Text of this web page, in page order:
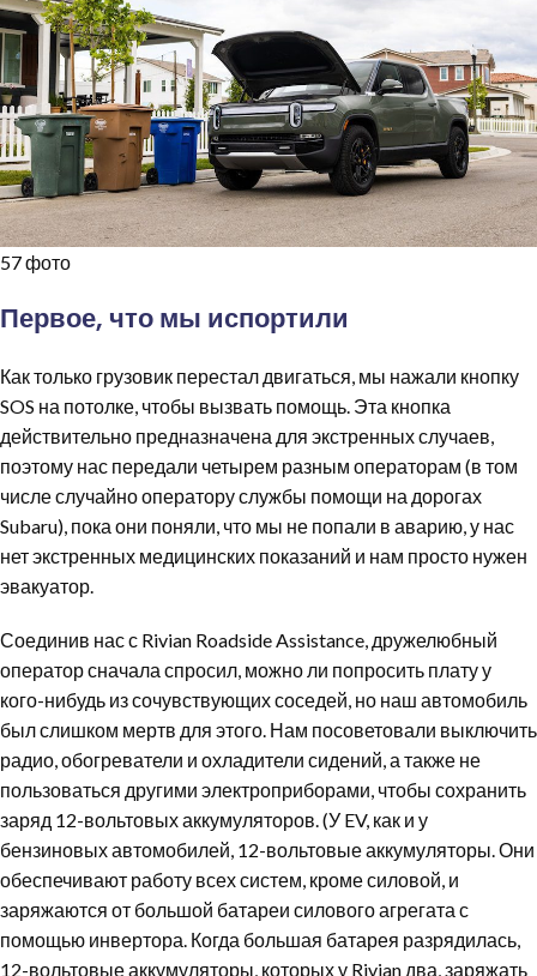
57 фото
Первое, что мы испортили
Как только грузовик перестал двигаться, мы нажали кнопку
SOS на потолке, чтобы вызвать помощь. Эта кнопка
действительно предназначена для экстренных случаев,
поэтому нас передали четырем разным операторам (в том
числе случайно оператору службы помощи на дорогах
Subaru), пока они поняли, что мы не попали в аварию, у нас
нет экстренных медицинских показаний и нам просто нужен
эвакуатор.
Соединив нас с Rivian Roadside Assistance, дружелюбный
оператор сначала спросил, можно ли попросить плату у
кого-нибудь из сочувствующих соседей, но наш автомобиль
был слишком мертв для этого. Нам посоветовали выключить
радио, обогреватели и охладители сидений, а также не
пользоваться другими электроприборами, чтобы сохранить
заряд 12-вольтовых аккумуляторов. (У EV, как и у
бензиновых автомобилей, 12-вольтовые аккумуляторы. Они
обеспечивают работу всех систем, кроме силовой, и
заряжаются от большой батареи силового агрегата с
помощью инвертора. Когда большая батарея разрядилась,
12-вольтовые аккумуляторы, которых у Rivian два, заряжать